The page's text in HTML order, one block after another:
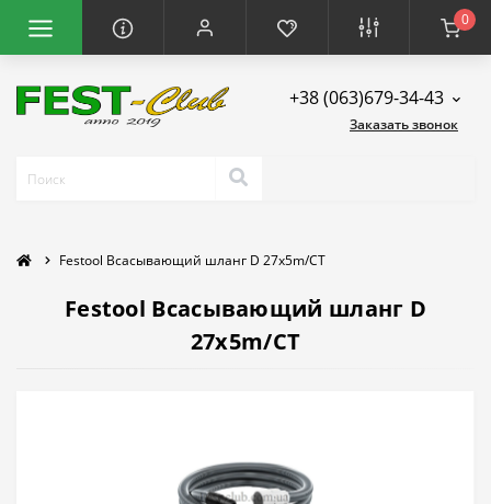
0
+38 (063)679-34-43
Заказать звонок
Festool Всасывающий шланг D 27x5m/CT
Festool Всасывающий шланг D
27x5m/CT